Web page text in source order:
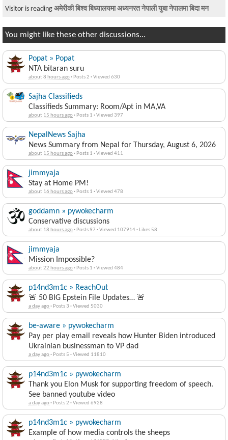
Visitor is reading अमेरीकी बिश्व बिध्यालयमा अध्यनरत नेपाली युबा नेपालमा बिदा मन
You might like these other discussions...
Popat » Popat
NTA bitaran suru
about 8 hours ago· Posts 2 ·Viewed 630
Sajha Classifieds
Classifieds Summary: Room/Apt in MA,VA
about 15 hours ago· Posts 1 ·Viewed 397
NepalNews Sajha
News Summary from Nepal for Thursday, August 6, 2026
about 15 hours ago· Posts 1 ·Viewed 411
jimmyaja
Stay at Home PM!
about 16 hours ago· Posts 1 ·Viewed 478
goddamn » pywokecharm
Conservative discussions
about 18 hours ago· Posts 97 ·Viewed 107914· Likes 58
jimmyaja
Mission Impossible?
about 22 hours ago· Posts 1 ·Viewed 484
p14nd3m1c » ReachOut
🚨 50 BIG Epstein File Updates… 🚨
a day ago· Posts 3 ·Viewed 5030
be-aware » pywokecharm
Pay per play email reveals how Hunter Biden introduced
Ukrainian businessman to VP dad
a day ago· Posts 5 ·Viewed 11810
p14nd3m1c » pywokecharm
Thank you Elon Musk for supporting freedom of speech.
See banned youtube video
a day ago· Posts 2 ·Viewed 6928
p14nd3m1c » pywokecharm
Example of how media controls the sheeps